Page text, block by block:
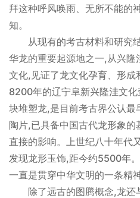
拜这种呼风唤雨、无所不能的
知。
从现有的考古材料和研究
华龙的重要起源地之一,从兴
文化,见证了龙文化孕育、形成
8200年的辽宁阜新兴隆洼文
块堆塑龙,是目前考古界公认
陶片,已具备中国古代龙形象
直接的影响。上世纪八十年代
发现龙形玉饰,距今约5500年
一直是贯穿中华文明的一条精神
除了远古的图腾概念,龙还